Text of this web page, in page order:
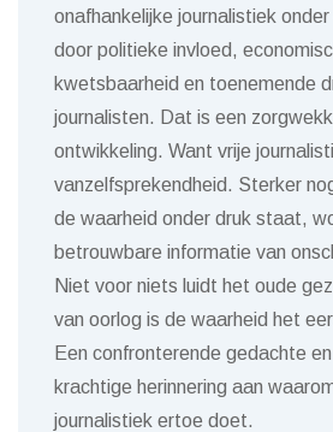
onafhankelijke journalistiek
door politieke invloed,
kwetsbaarheid en toenemende
journalisten. Dat is een
ontwikkeling. Want vrije
vanzelfsprekendheid. Sterker
de waarheid onder druk staat,
betrouwbare informatie van
Niet voor niets luidt het oude
van oorlog is de waarheid het
Een confronterende gedachte
krachtige herinnering aan
journalistiek ertoe doet.